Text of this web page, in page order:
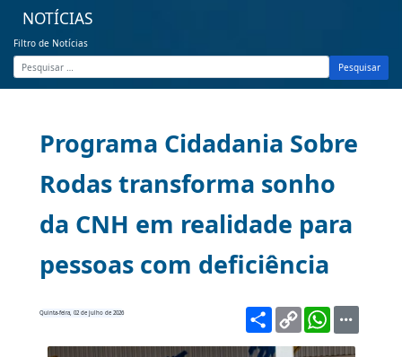
NOTÍCIAS
Filtro de Notícias
Pesquisar
Programa Cidadania Sobre
Rodas transforma sonho
da CNH em realidade para